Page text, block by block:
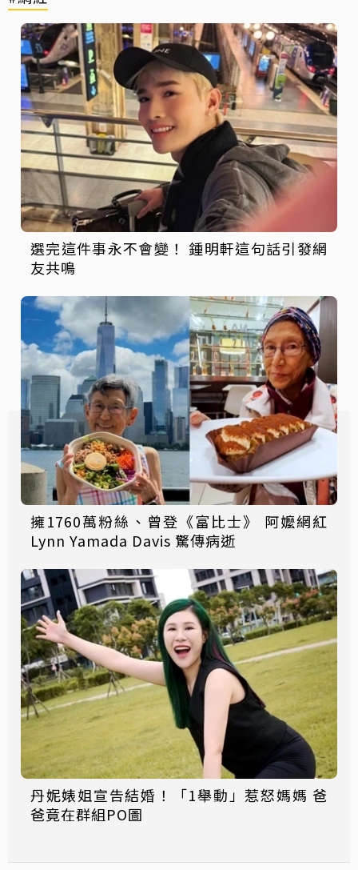
選完這件事永不會變！ 鍾明軒這句話引發網
友共鳴
擁1760萬粉絲、曾登《富比士》 阿嬤網紅
Lynn Yamada Davis 驚傳病逝
丹妮婊姐宣告結婚！「1舉動」惹怒媽媽 爸
爸竟在群組PO圖